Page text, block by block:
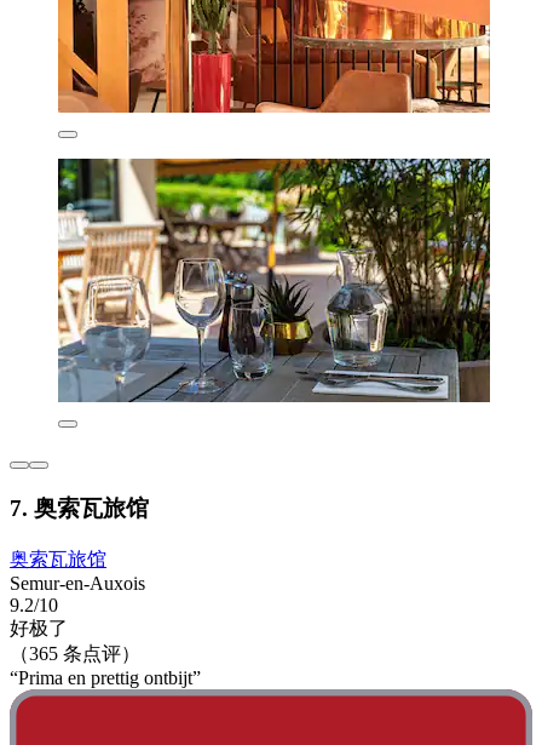
7. 奥索瓦旅馆
奥索瓦旅馆
Semur-en-Auxois
9.2/10
好极了
（365 条点评）
“Prima en prettig ontbijt”